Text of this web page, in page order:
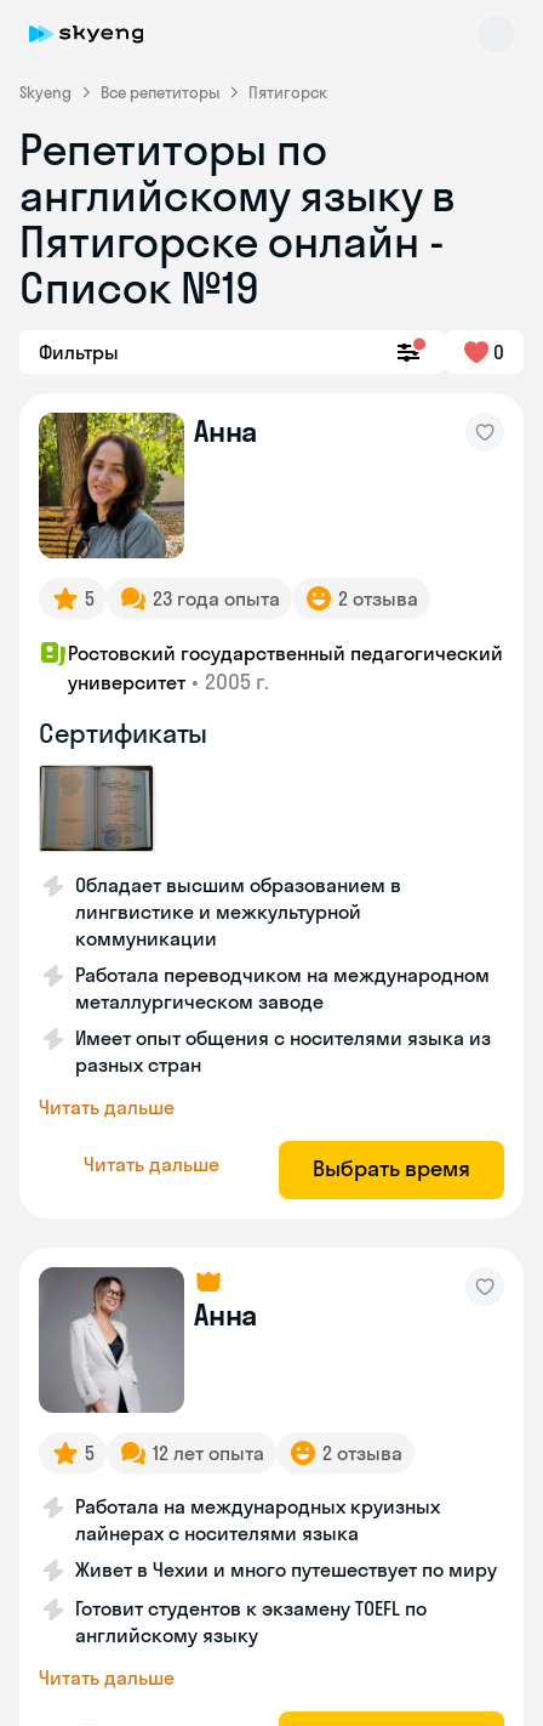
Skyeng Все репетиторы Пятигорск
Репетиторы по
английскому языку в
Пятигорске онлайн -
Список №19
Фильтры 0
Анна
5 23 года опыта 2 отзыва
Ростовский государственный педагогический
университет • 2005 г.
Сертификаты
Обладает высшим образованием в
лингвистике и межкультурной
коммуникации
Работала переводчиком на международном
металлургическом заводе
Имеет опыт общения с носителями языка из
разных стран
Читать дальше
Читать дальше Выбрать время
Анна
5 12 лет опыта 2 отзыва
Работала на международных круизных
лайнерах с носителями языка
Живет в Чехии и много путешествует по миру
Готовит студентов к экзамену TOEFL по
английскому языку
Читать дальше